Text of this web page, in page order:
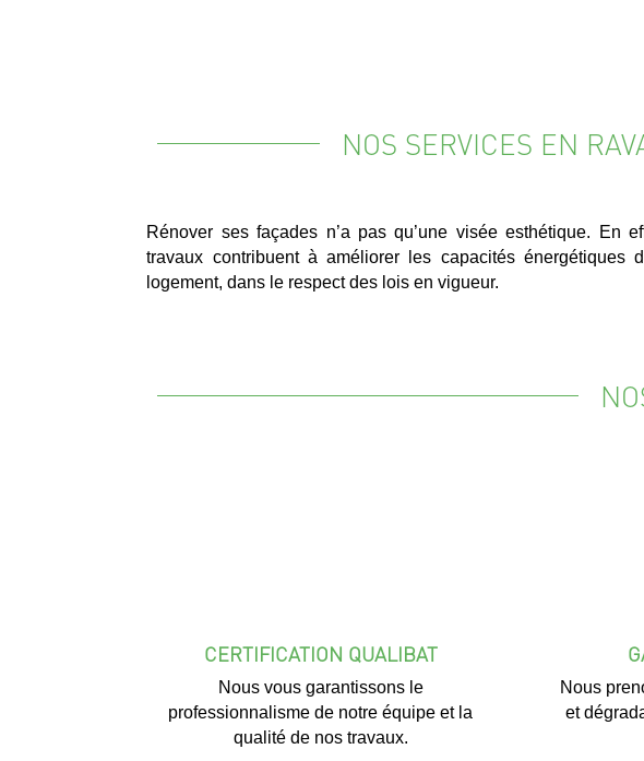
NOS SERVICES EN
Rénover ses façades n’a pas qu’une visée esthétique. En
travaux contribuent à améliorer les capacités énergétiques
logement, dans le respect des lois en vigueur.
CERTIFICATION QUALIBAT
Nous vous garantissons le
professionnalisme de notre équipe et la
qualité de nos travaux.
Nous
et